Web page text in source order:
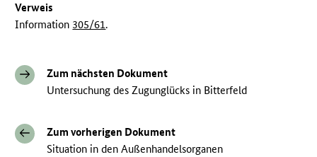
Verweis
Information 305/61.
Zum nächsten Dokument
Untersuchung des Zugunglücks in Bitterfeld
Zum vorherigen Dokument
Situation in den Außenhandelsorganen